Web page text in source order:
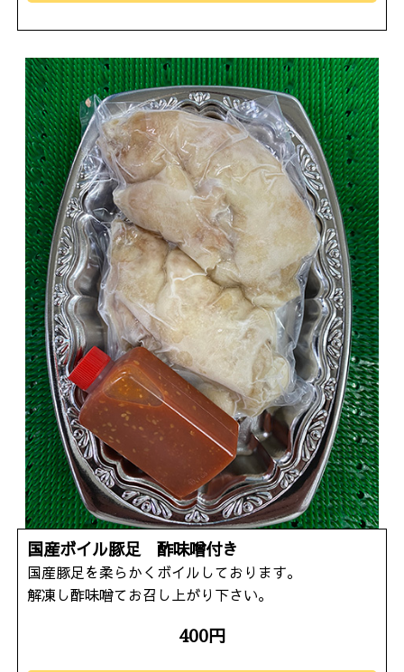
国産ボイル豚足 酢味噌付き
国産豚足を柔らかくボイルしております。
解凍し酢味噌てお召し上がり下さい。
400円